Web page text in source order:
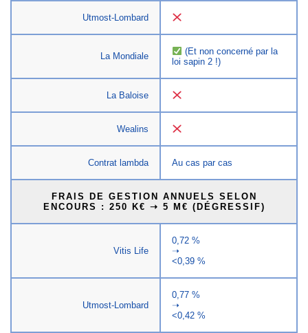
Utmost-Lombard
La Mondiale
(Et non concerné par la
loi sapin 2 !)
La Baloise
Wealins
Contrat lambda Au cas par cas
FRAIS DE GESTION ANNUELS SELON
ENCOURS : 250 K€ ➝ 5 M€ (DÉGRESSIF)
Vitis Life
0,72 %
➝
<0,39 %
Utmost-Lombard
0,77 %
➝
<0,42 %